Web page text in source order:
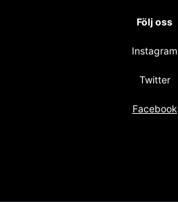
Följ oss
Instagram
Twitter
Facebook